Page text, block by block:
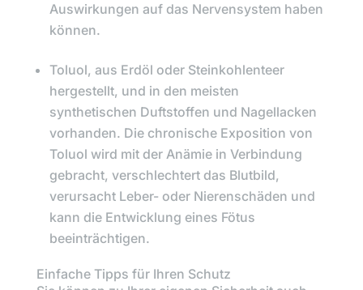
Auswirkungen auf das Nervensystem haben
können.
Toluol, aus Erdöl oder Steinkohlenteer
hergestellt, und in den meisten
synthetischen Duftstoffen und Nagellacken
vorhanden. Die chronische Exposition von
Toluol wird mit der Anämie in Verbindung
gebracht, verschlechtert das Blutbild,
verursacht Leber- oder Nierenschäden und
kann die Entwicklung eines Fötus
beeinträchtigen.
Einfache Tipps für Ihren Schutz